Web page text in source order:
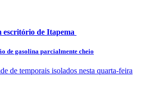
escritório de Itapema
de gasolina parcialmente cheio